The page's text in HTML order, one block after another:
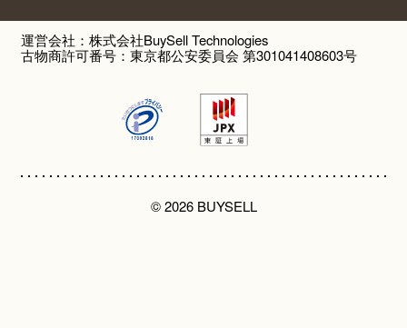
運営会社：株式会社BuySell Technologies
古物商許可番号：東京都公安委員会 第301041408603号
© 2026 BUYSELL